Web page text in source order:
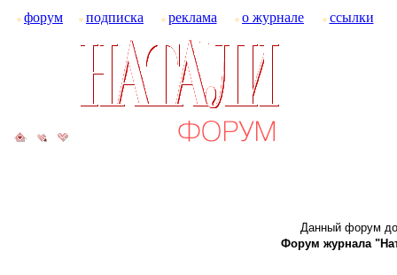
форум подписка реклама о журнале ссылки
Данный форум
Форум журнала